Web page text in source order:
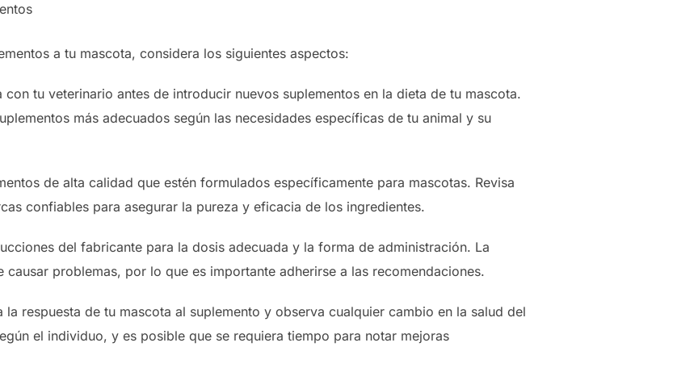
a tu mascota, considera los siguientes aspectos:
con tu veterinario antes de introducir nuevos suplementos en la dieta de tu mascota.
más adecuados según las necesidades específicas de tu animal y su
de alta calidad que estén formulados específicamente para mascotas. Revisa
confiables para asegurar la pureza y eficacia de los ingredientes.
del fabricante para la dosis adecuada y la forma de administración. La
problemas, por lo que es importante adherirse a las recomendaciones.
la respuesta de tu mascota al suplemento y observa cualquier cambio en la salud del
el individuo, y es posible que se requiera tiempo para notar mejoras